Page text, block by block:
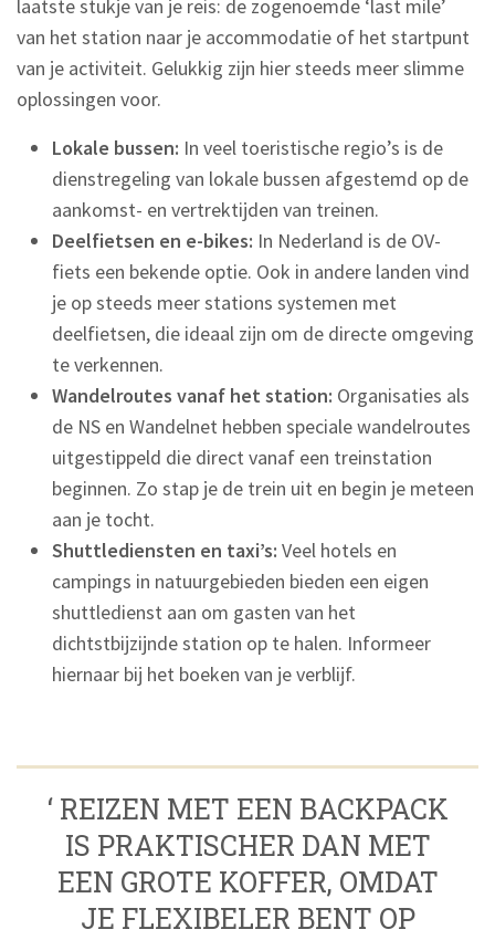
laatste stukje van je reis: de zogenoemde ‘last mile’
van het station naar je accommodatie of het startpunt
van je activiteit. Gelukkig zijn hier steeds meer slimme
oplossingen voor.
Lokale bussen: In veel toeristische regio’s is de
dienstregeling van lokale bussen afgestemd op de
aankomst- en vertrektijden van treinen.
Deelfietsen en e-bikes: In Nederland is de OV-
fiets een bekende optie. Ook in andere landen vind
je op steeds meer stations systemen met
deelfietsen, die ideaal zijn om de directe omgeving
te verkennen.
Wandelroutes vanaf het station: Organisaties als
de NS en Wandelnet hebben speciale wandelroutes
uitgestippeld die direct vanaf een treinstation
beginnen. Zo stap je de trein uit en begin je meteen
aan je tocht.
Shuttlediensten en taxi’s: Veel hotels en
campings in natuurgebieden bieden een eigen
shuttledienst aan om gasten van het
dichtstbijzijnde station op te halen. Informeer
hiernaar bij het boeken van je verblijf.
‘ REIZEN MET EEN BACKPACK
IS PRAKTISCHER DAN MET
EEN GROTE KOFFER, OMDAT
JE FLEXIBELER BENT OP